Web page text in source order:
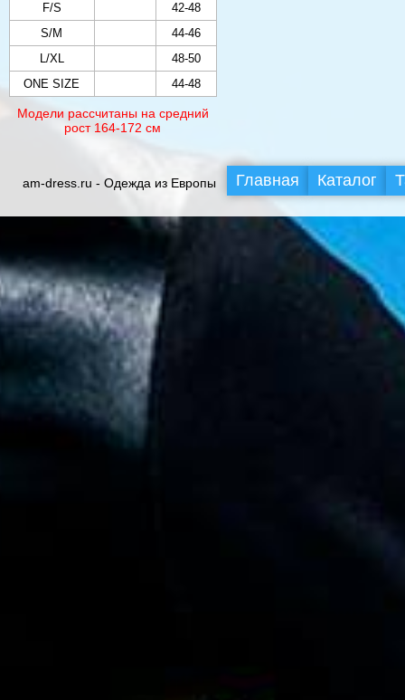
F/S
42-48
S/M
44-46
L/XL
48-50
ONE SIZE
44-48
Модели рассчитаны на средний
рост 164-172 см
am-dress.ru - Одежда из Европы Главная Каталог